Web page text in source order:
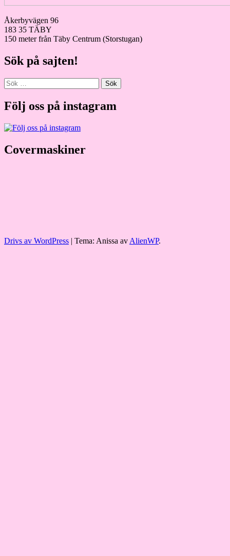
Åkerbyvägen 96
183 35 TÄBY
150 meter från Täby Centrum (Storstugan)
Sök på sajten!
Sök
efter:
Följ oss på instagram
Covermaskiner
Drivs av WordPress Tema: Anissa avAlienWP.